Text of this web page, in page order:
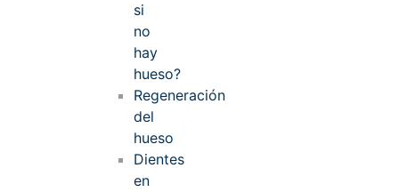
si
no
hay
hueso?
Regeneración
del
hueso
Dientes
en